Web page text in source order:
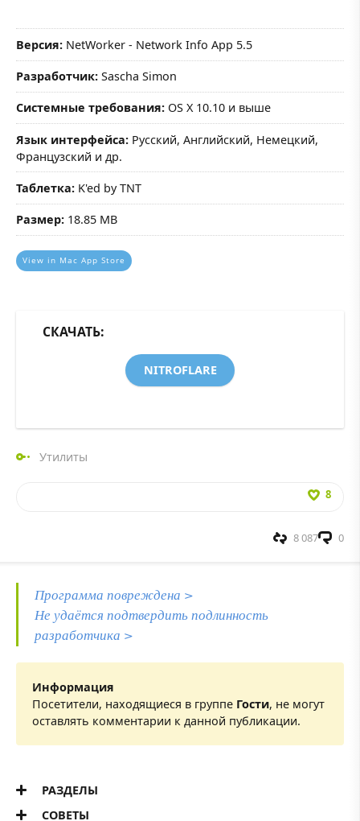
Версия: NetWorker - Network Info App 5.5
Разработчик: Sascha Simon
Системные требования: OS X 10.10 и выше
Язык интерфейса: Русский, Английский, Немецкий,
Французский и др.
Таблетка: K'ed by TNT
Размер: 18.85 MB
View in Mac App Store
СКАЧАТЬ:
NITROFLARE
Утилиты
8
0
8 087
Программа повреждена >
Не удаётся подтвердить подлинность
разработчика >
Информация
Посетители, находящиеся в группе Гости, не могут
оставлять комментарии к данной публикации.
РАЗДЕЛЫ
СОВЕТЫ